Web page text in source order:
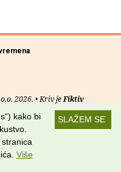
2026. • Kriv jeFiktiv
RSS kanaliSLAŽEM SE
kako bi
Više